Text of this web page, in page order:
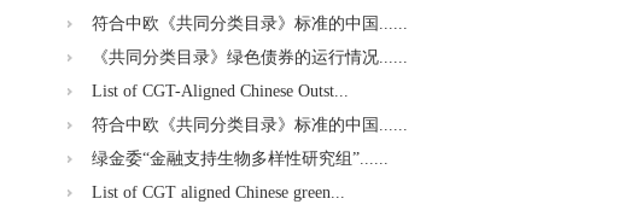
符合中欧《共同分类目录》标准的中国......
《共同分类目录》绿色债券的运行情况......
List of CGT-Aligned Chinese Outst...
符合中欧《共同分类目录》标准的中国......
绿金委“金融支持生物多样性研究组”......
List of CGT aligned Chinese green...